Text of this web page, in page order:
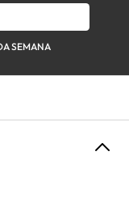
SEMANA